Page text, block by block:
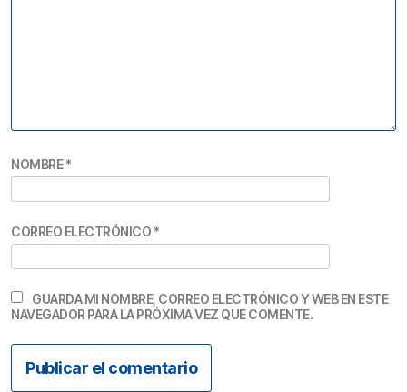
NOMBRE*
CORREO ELECTRÓNICO *
GUARDA MI NOMBRE, CORREO ELECTRÓNICO Y WEB EN ESTE
NAVEGADOR PARA LA PRÓXIMA VEZ QUE COMENTE.